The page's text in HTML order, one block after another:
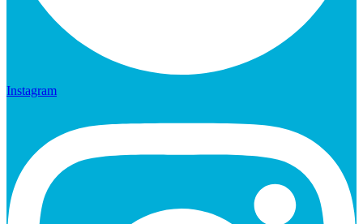
Instagram